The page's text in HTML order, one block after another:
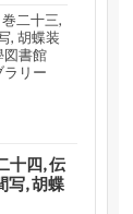
二十三,
, 胡蝶装
図書館
ラリー
十四, 伝
写, 胡蝶